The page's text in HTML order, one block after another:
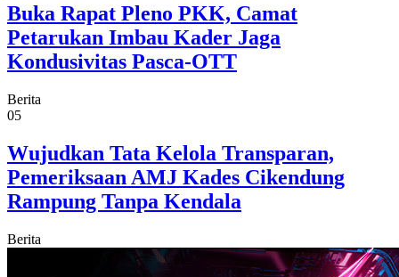
Buka Rapat Pleno PKK, Camat
Petarukan Imbau Kader Jaga
Kondusivitas Pasca-OTT
Berita
05
Wujudkan Tata Kelola Transparan,
Pemeriksaan AMJ Kades Cikendung
Rampung Tanpa Kendala
Berita